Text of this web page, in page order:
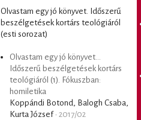
Olvastam egy jó könyvet. Időszerű
beszélgetések kortárs teológiáról
(esti sorozat)
Olvastam egy jó könyvet...
Időszerű beszélgetések kortárs
teológiáról (1). Fókuszban:
homiletika
Koppándi Botond, Balogh Csaba,
Kurta József · 2017/02